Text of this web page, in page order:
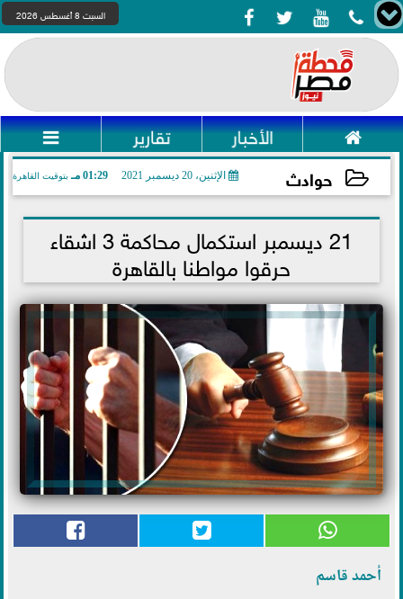
    السبت 8 أغسطس 2026
 الأخبار تقارير 
حوادث الإثنين، 20 ديسمبر 2021 01:29 مـ بتوقيت القاهرة
2021-12-20 13:29:17 21 ديسمبر استكمال محاكمة 3 اشقاء
حرقوا مواطنا بالقاهرة
أحمد قاسم